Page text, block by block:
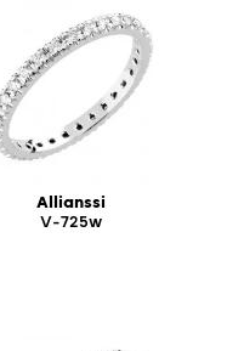
Allianssi
V-725w